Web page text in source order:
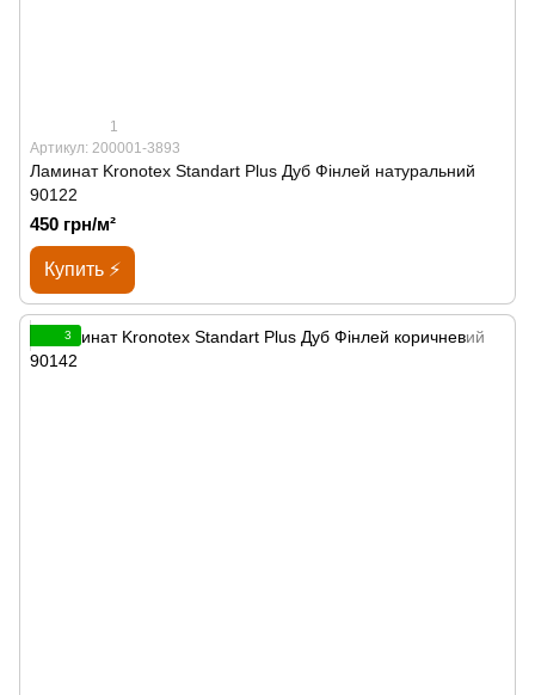
1
Артикул: 200001-3893
Ламинат Kronotex Standart Plus Дуб Фінлей натуральний
90122
450 грн/м²
Купить ⚡
3